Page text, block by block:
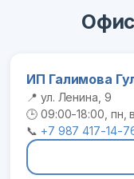
ИП Галимова
📍 ул. Ленина, 9
🕒 09:00-18:00, пн,
📞 +7 987 417-14-